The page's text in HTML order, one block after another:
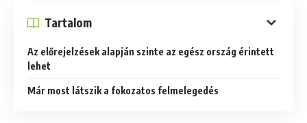
Tartalom
Az előrejelzések alapján szinte az egész ország érintett
lehet
Már most látszik a fokozatos felmelegedés